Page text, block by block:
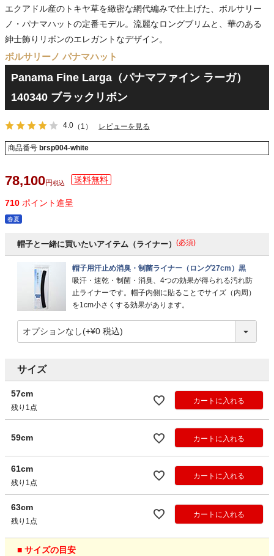
エクアドル産のトキヤ草を緻密な網代編みで仕上げた、ボルサリー
ノ・パナマハットの定番モデル。流麗なロングブリムと、華のある
紳士飾りリボンのエレガントなデザイン。
ボルサリーノ パナマハット
Panama Fine Larga（パナマファイン ラーガ）
140340 ブラックリボン
4.0 （1） レビューを見る
商品番号 brsp004-white
78,100 税込
710 ポイント進呈
春夏
帽子と一緒に買いたいアイテム（ライナー） (必須)
帽子用汗止め消臭・制菌ライナー（ロング27cm）黒
吸汗・速乾・制菌・消臭、4つの効果が得られる汚れ防
止ライナーです。帽子内側に貼ることでサイズ（内周）
を1cm小さくする効果があります。
サイズ
57cm
残り1点
カートに入れる
59cm カートに入れる
61cm
残り1点
カートに入れる
63cm
残り1点
カートに入れる
■ サイズの目安